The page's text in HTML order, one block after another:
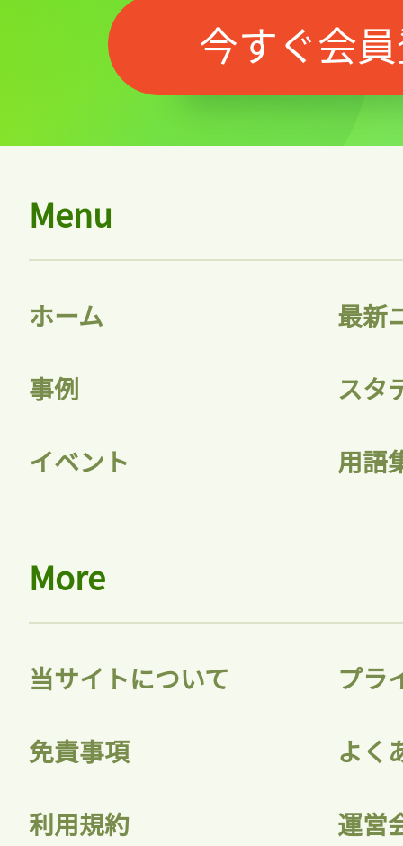
今すぐ会
Menu
ホーム 最新
事例 スタ
イベント 用語
More
当サイトについて プラ
免責事項 よく
利用規約 運営